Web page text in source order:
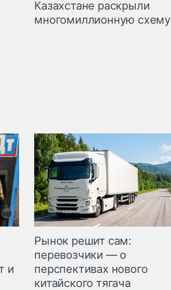
Казахстане раскрыли
многомиллионную схему
и
Рынок решит сам:
перевозчики — о
перспективах нового
китайского тягача